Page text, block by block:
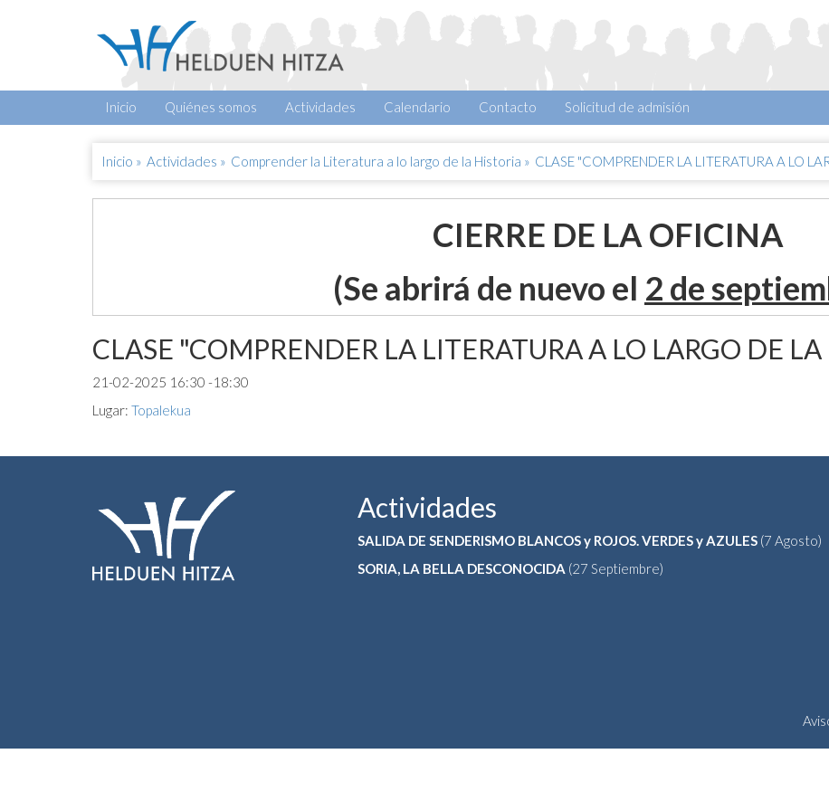
Inicio Quiénes somos Actividades Calendario Contacto Solicitud de admisión
Inicio » Actividades » Comprender la Literatura a lo largo de la Historia » CLASE "COMPRENDER LA LITERATURA A LO
CIERRE DE LA OFICINA
(Se abrirá de nuevo el 2 de
CLASE "COMPRENDER LA LITERATURA A LO LARGO DE
21-02-2025 16:30 -18:30
Lugar: Topalekua
Actividades
SALIDA DE SENDERISMO BLANCOS y ROJOS. VERDES y AZULES(7 Agosto)
SORIA, LA BELLA DESCONOCIDA (27 Septiembre)